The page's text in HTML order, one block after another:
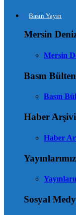
Basın Yayın
Mersin
Mersin
Basın
Basın
Haber Arşivi
Haber
Yayınlarımız
Sosyal